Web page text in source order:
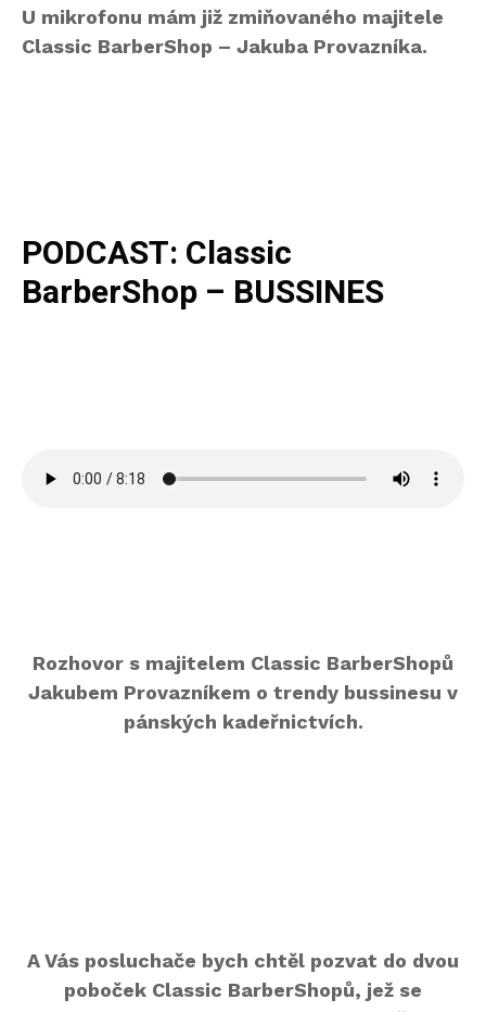
U mikrofonu mám již zmiňovaného majitele
Classic BarberShop – Jakuba Provazníka.
PODCAST: Classic
BarberShop – BUSSINES
Rozhovor s majitelem Classic BarberShopů
Jakubem Provazníkem o trendy bussinesu v
pánských kadeřnictvích.
A Vás posluchače bych chtěl pozvat do dvou
poboček Classic BarberShopů, jež se